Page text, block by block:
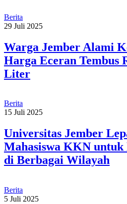
Berita
29 Juli 2025
Warga Jember Alami
Harga Eceran Tembus
Liter
Berita
15 Juli 2025
Universitas Jember
Mahasiswa KKN untuk
di Berbagai Wilayah
Berita
5 Juli 2025